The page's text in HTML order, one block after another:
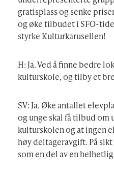
gratisplass og senke
og øke tilbudet i SFO-
styrke Kulturkarusellen!
H: Ja. Ved å finne bedre
kulturskole, og tilby et
SV: Ja. Øke antallet
og unge skal få tilbud om
kulturskolen og at ingen
høy deltageravgift. På
som en del av en